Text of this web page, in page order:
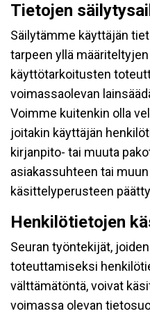
Tietojen
Säilytämme käyttäjän
tarpeen yllä
käyttötarkoitusten
voimassaolevan
Voimme kuitenkin olla
joitakin käyttäjän
kirjanpito- tai muuta
asiakassuhteen tai
käsittelyperusteen
Henkilötietojen
Seuran työntekijät,
toteuttamiseksi
välttämätöntä, voivat
voimassa olevan